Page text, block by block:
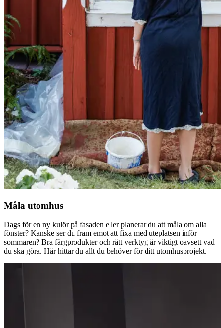
Måla utomhus
Dags för en ny kulör på fasaden eller planerar du att måla om alla
fönster? Kanske ser du fram emot att fixa med uteplatsen inför
sommaren? Bra färgprodukter och rätt verktyg är viktigt oavsett vad
du ska göra. Här hittar du allt du behöver för ditt utomhusprojekt.